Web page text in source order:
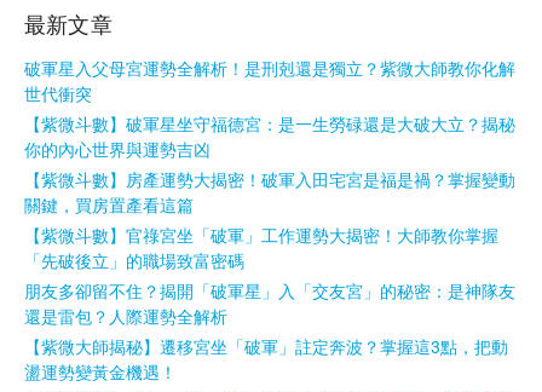
最新文章
破軍星入父母宮運勢全解析！是刑剋還是獨立？紫微大師教你化解
世代衝突
【紫微斗數】破軍星坐守福德宮：是一生勞碌還是大破大立？揭秘
你的內心世界與運勢吉凶
【紫微斗數】房產運勢大揭密！破軍入田宅宮是福是禍？掌握變動
關鍵，買房置產看這篇
【紫微斗數】官祿宮坐「破軍」工作運勢大揭密！大師教你掌握
「先破後立」的職場致富密碼
朋友多卻留不住？揭開「破軍星」入「交友宮」的秘密：是神隊友
還是雷包？人際運勢全解析
【紫微大師揭秘】遷移宮坐「破軍」註定奔波？掌握這3點，把動
盪運勢變黃金機遇！